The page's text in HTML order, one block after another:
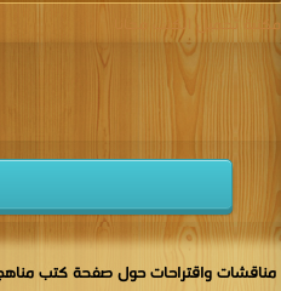
مكتبة تحميل الكتب مجانا
مناقشات واقتراحات حول صفحة كتب مناهج